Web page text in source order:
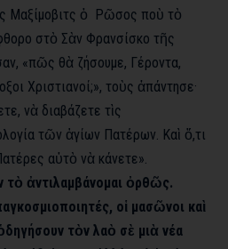
Μαξίμοβιτς ὁ Ρῶσος ποὺ τὸ
στὸ Σὰν Φρανσίσκο τῆς
«πῶς θὰ ζήσουμε, Γέροντα,
Χριστιανοί;», τοὺς ἀπάντησε·
νὰ διαβάζετε τὶς
τῶν ἁγίων Πατέρων. Καὶ ὅ,τι
αὐτὸ νὰ κάνετε».
ἀντιλαμβάνομαι ὀρθῶς.
οἱ μασῶνοι καὶ
τὸν λαὸ σὲ μιὰ νέα